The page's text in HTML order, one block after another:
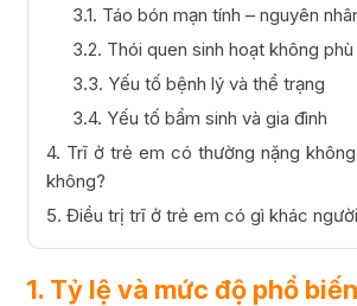
3.1. Táo bón mạn tính – nguyên
3.2. Thói quen sinh hoạt không
3.3. Yếu tố bệnh lý và thể trạng
3.4. Yếu tố bẩm sinh và gia đình
4. Trĩ ở trẻ em có thường nặng
không?
5. Điều trị trĩ ở trẻ em có gì khác
1. Tỷ lệ và mức độ phổ biến